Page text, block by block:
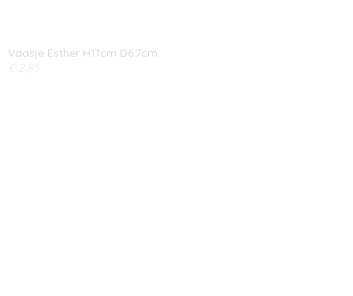
Vaasje Esther H11cm D6.7cm
€ 2,85